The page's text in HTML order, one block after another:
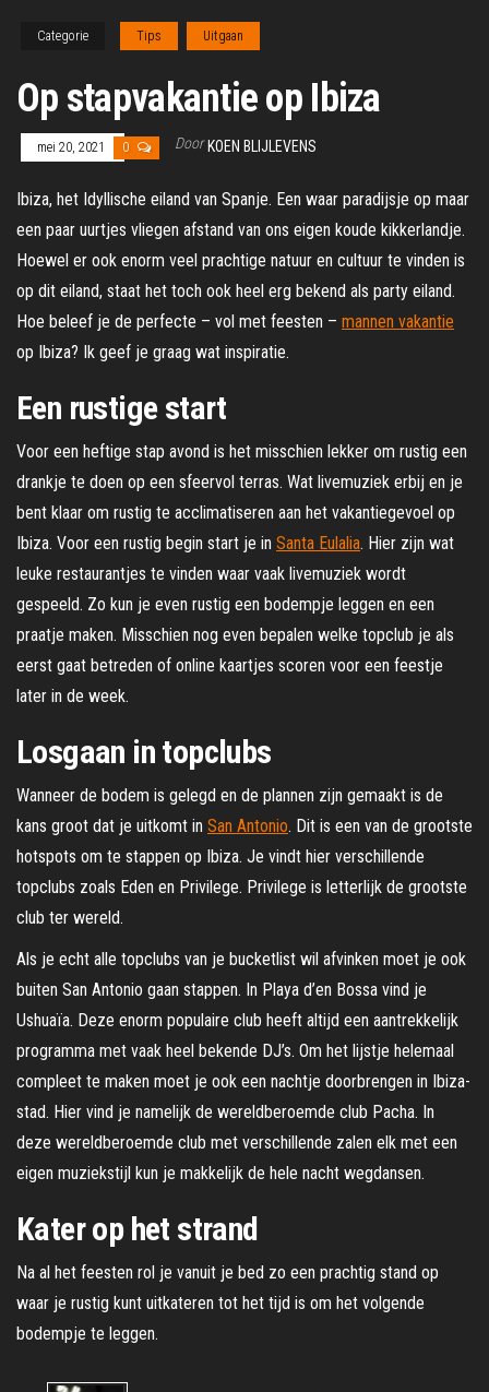
Categorie Tips Uitgaan
Op stapvakantie op Ibiza
mei 20, 2021 0 Door KOEN BLIJLEVENS
Ibiza, het Idyllische eiland van Spanje. Een waar paradijsje op maar
een paar uurtjes vliegen afstand van ons eigen koude kikkerlandje.
Hoewel er ook enorm veel prachtige natuur en cultuur te vinden is
op dit eiland, staat het toch ook heel erg bekend als party eiland.
Hoe beleef je de perfecte – vol met feesten – mannen vakantie
op Ibiza? Ik geef je graag wat inspiratie.
Een rustige start
Voor een heftige stap avond is het misschien lekker om rustig een
drankje te doen op een sfeervol terras. Wat livemuziek erbij en je
bent klaar om rustig te acclimatiseren aan het vakantiegevoel op
Ibiza. Voor een rustig begin start je in Santa Eulalia. Hier zijn wat
leuke restaurantjes te vinden waar vaak livemuziek wordt
gespeeld. Zo kun je even rustig een bodempje leggen en een
praatje maken. Misschien nog even bepalen welke topclub je als
eerst gaat betreden of online kaartjes scoren voor een feestje
later in de week.
Losgaan in topclubs
Wanneer de bodem is gelegd en de plannen zijn gemaakt is de
kans groot dat je uitkomt in San Antonio. Dit is een van de grootste
hotspots om te stappen op Ibiza. Je vindt hier verschillende
topclubs zoals Eden en Privilege. Privilege is letterlijk de grootste
club ter wereld.
Als je echt alle topclubs van je bucketlist wil afvinken moet je ook
buiten San Antonio gaan stappen. In Playa d’en Bossa vind je
Ushuaïa. Deze enorm populaire club heeft altijd een aantrekkelijk
programma met vaak heel bekende DJ’s. Om het lijstje helemaal
compleet te maken moet je ook een nachtje doorbrengen in Ibiza-
stad. Hier vind je namelijk de wereldberoemde club Pacha. In
deze wereldberoemde club met verschillende zalen elk met een
eigen muziekstijl kun je makkelijk de hele nacht wegdansen.
Kater op het strand
Na al het feesten rol je vanuit je bed zo een prachtig stand op
waar je rustig kunt uitkateren tot het tijd is om het volgende
bodempje te leggen.